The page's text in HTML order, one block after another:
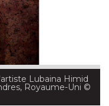
Lubaina Himid
Royaume-Uni ©